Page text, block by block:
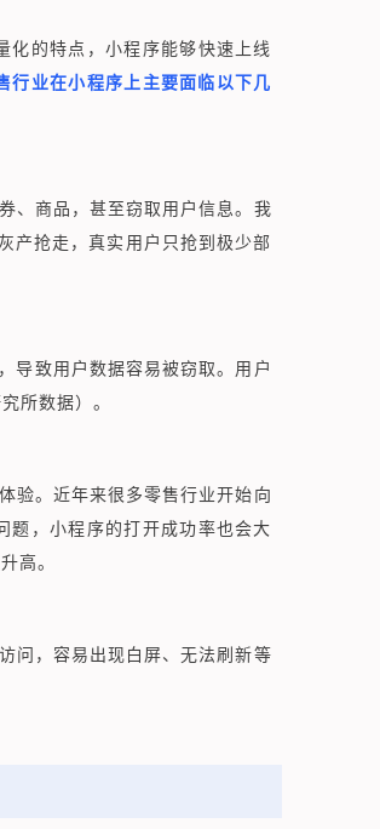
化的特点，小程序能够快速上线
行业在小程序上主要面临以下几
、商品，甚至窃取用户信息。我
产抢走，真实用户只抢到极少部
导致用户数据容易被窃取。用户
所数据）。
验。近年来很多零售行业开始向
题，小程序的打开成功率也会大
高。
问，容易出现白屏、无法刷新等